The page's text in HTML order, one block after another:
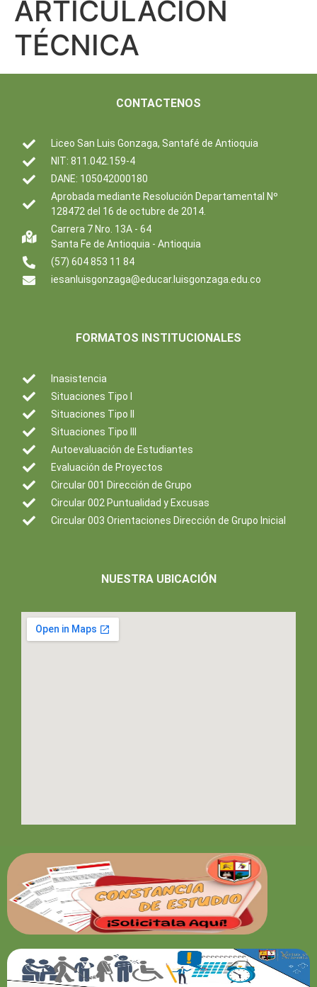
ARTICULACIÓN
TÉCNICA
CONTACTENOS
Liceo San Luis Gonzaga, Santafé de Antioquia
NIT: 811.042.159-4
DANE: 105042000180
Aprobada mediante Resolución Departamental Nº
128472 del 16 de octubre de 2014.
Carrera 7 Nro. 13A - 64
Santa Fe de Antioquia - Antioquia
(57) 604 853 11 84
iesanluisgonzaga@educar.luisgonzaga.edu.co
FORMATOS INSTITUCIONALES
Inasistencia
Situaciones Tipo I
Situaciones Tipo II
Situaciones Tipo III
Autoevaluación de Estudiantes
Evaluación de Proyectos
Circular 001 Dirección de Grupo
Circular 002 Puntualidad y Excusas
Circular 003 Orientaciones Dirección de Grupo Inicial
NUESTRA UBICACIÓN